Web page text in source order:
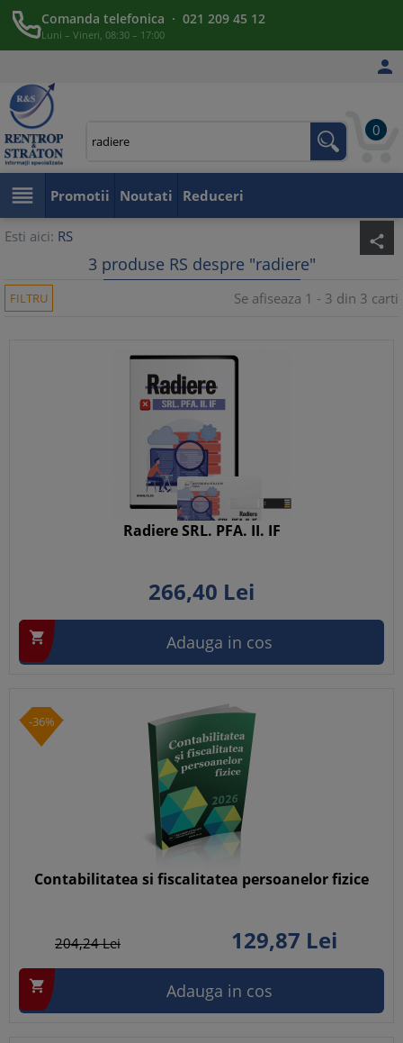
Comanda telefonica · 021 209 45 12
Luni – Vineri, 08:30 – 17:00

0
 Promotii Noutati Reduceri
Esti aici: RS share
3 produse RS despre "radiere"
FILTRU Se afiseaza 1 - 3 din 3 carti
Radiere SRL. PFA. II. IF
266,40 Lei
 Adauga in cos
-36%
Contabilitatea si fiscalitatea persoanelor fizice
204,24Lei 129,87 Lei
 Adauga in cos